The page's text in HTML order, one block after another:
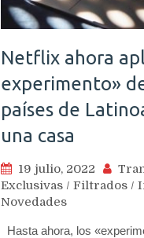
Netflix ahora
experimento»
países de
una casa
19 julio, 2022
Exclusivas / Filtrados /
Novedades
Hasta ahora, los